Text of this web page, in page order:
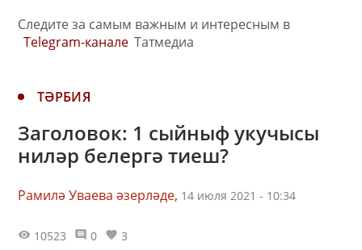
Следите за самым важным и интересным в
Telegram-канале Татмедиа
ТӘРБИЯ
Заголовок: 1 сыйныф укучысы
ниләр белергә тиеш?
Рамилә Уваева әзерләде, 14 июля 2021 - 10:34
10523 0 3